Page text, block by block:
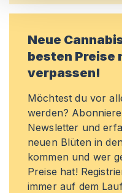
Neue
besten Preise
verpassen!
Möchtest du vor
werden?
Newsletter und
neuen Blüten in
kommen und wer
Preise hat!
immer auf dem